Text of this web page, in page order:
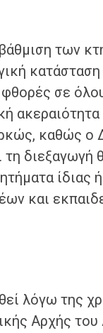
των
σε
καθώς
τη
ίδιας
και
λόγω της
Αρχής